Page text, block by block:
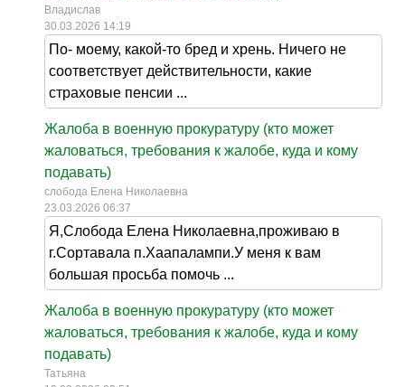
Владислав
30.03.2026 14:19
По- моему, какой-то бред и хрень. Ничего не
соответствует действительности, какие
страховые пенсии ...
Жалоба в военную прокуратуру (кто может
жаловаться, требования к жалобе, куда и кому
подавать)
слобода Елена Николаевна
23.03.2026 06:37
Я,Слобода Елена Николаевна,проживаю в
г.Сортавала п.Хаапалампи.У меня к вам
большая просьба помочь ...
Жалоба в военную прокуратуру (кто может
жаловаться, требования к жалобе, куда и кому
подавать)
Татьяна